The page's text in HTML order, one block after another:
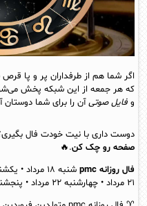
اگر شما هم از طرفداران پر و پا
که هر جمعه از این شبکه پخش
و فایل صوتیآن را برای شما دوستان
دوست داری با نیت خودت فال
صفحه رو چک کن.
🔥
فال روزانه pmc
۲۱ مرداد • چهارشنبه ۲۲ مرداد • پنجشنبه ۲۳ مرداد • جمعه ۲۴ مرداد